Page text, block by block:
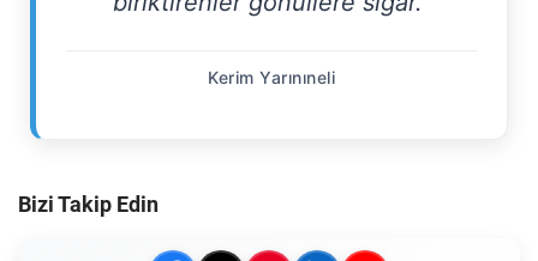
Kerim Yarınıneli
Bizi Takip Edin